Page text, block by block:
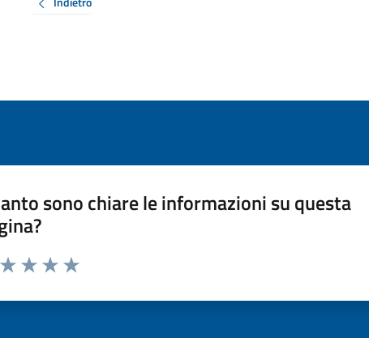
sono chiare le informazioni su questa
da 1 a 5 stelle la pagina